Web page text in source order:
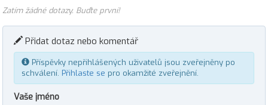
Zatím žádné dotazy. Buďte první!
Přidat dotaz nebo komentář
Příspěvky nepřihlášených uživatelů jsou zveřejněny po
schválení. Přihlaste se pro okamžité zveřejnění.
Vaše jméno